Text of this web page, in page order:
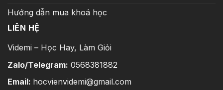
Hướng dẫn mua khoá học
LIÊN HỆ
Videmi – Học Hay, Làm Giỏi
Zalo/Telegram: 0568381882
Email: hocvienvidemi@gmail.com